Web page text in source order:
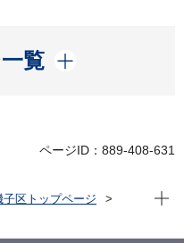
覧
く
ページID：889-408-631
子区トップページ
現在